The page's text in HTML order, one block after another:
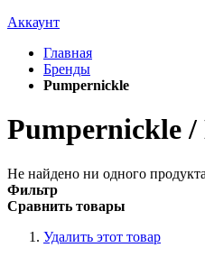
Аккаунт
Главная
Бренды
Pumpernickle
Pumpernickle
Не найдено ни одного
Фильтр
Сравнить товары
Удалить этот товар